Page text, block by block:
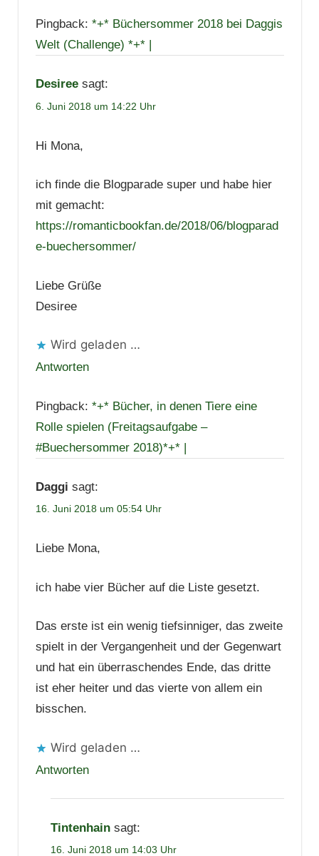
Pingback: *+* Büchersommer 2018 bei Daggis
Welt (Challenge) *+* |
Desiree sagt:
6. Juni 2018 um 14:22 Uhr
Hi Mona,
ich finde die Blogparade super und habe hier
mit gemacht:
https://romanticbookfan.de/2018/06/blogparad
e-buechersommer/
Liebe Grüße
Desiree
Wird geladen …
Antworten
Pingback: *+* Bücher, in denen Tiere eine
Rolle spielen (Freitagsaufgabe –
#Buechersommer 2018)*+* |
Daggi sagt:
16. Juni 2018 um 05:54 Uhr
Liebe Mona,
ich habe vier Bücher auf die Liste gesetzt.
Das erste ist ein wenig tiefsinniger, das zweite
spielt in der Vergangenheit und der Gegenwart
und hat ein überraschendes Ende, das dritte
ist eher heiter und das vierte von allem ein
bisschen.
Wird geladen …
Antworten
Tintenhain sagt:
16. Juni 2018 um 14:03 Uhr